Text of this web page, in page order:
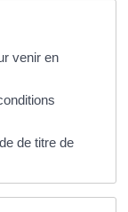
venir en
de titre de